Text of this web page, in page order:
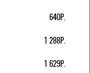
640Р.
1 288Р.
1 629Р.